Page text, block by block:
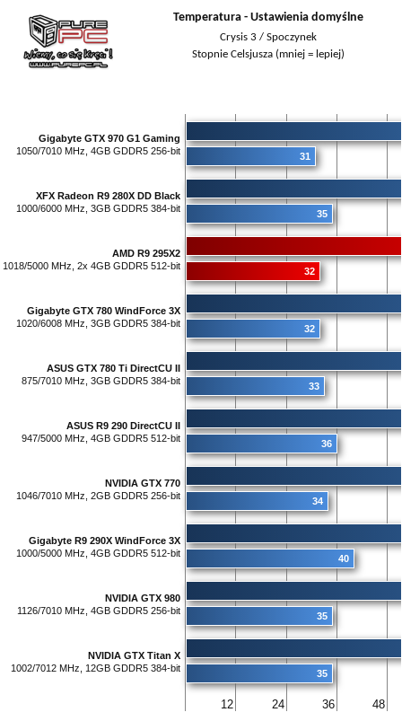
Temperatura - Ustawienia domyślne
Crysis 3 / Spoczynek
Stopnie Celsjusza (mniej = lepiej)
12 24 36 48
Gigabyte GTX 970 G1 Gaming
1050/7010 MHz, 4GB GDDR5 256-bit
31
XFX Radeon R9 280X DD Black
1000/6000 MHz, 3GB GDDR5 384-bit
35
AMD R9 295X2
1018/5000 MHz, 2x 4GB GDDR5 512-bit
32
Gigabyte GTX 780 WindForce 3X
1020/6008 MHz, 3GB GDDR5 384-bit
32
ASUS GTX 780 Ti DirectCU II
875/7010 MHz, 3GB GDDR5 384-bit
33
ASUS R9 290 DirectCU II
947/5000 MHz, 4GB GDDR5 512-bit
36
NVIDIA GTX 770
1046/7010 MHz, 2GB GDDR5 256-bit
34
Gigabyte R9 290X WindForce 3X
1000/5000 MHz, 4GB GDDR5 512-bit
40
NVIDIA GTX 980
1126/7010 MHz, 4GB GDDR5 256-bit
35
NVIDIA GTX Titan X
1002/7012 MHz, 12GB GDDR5 384-bit
35